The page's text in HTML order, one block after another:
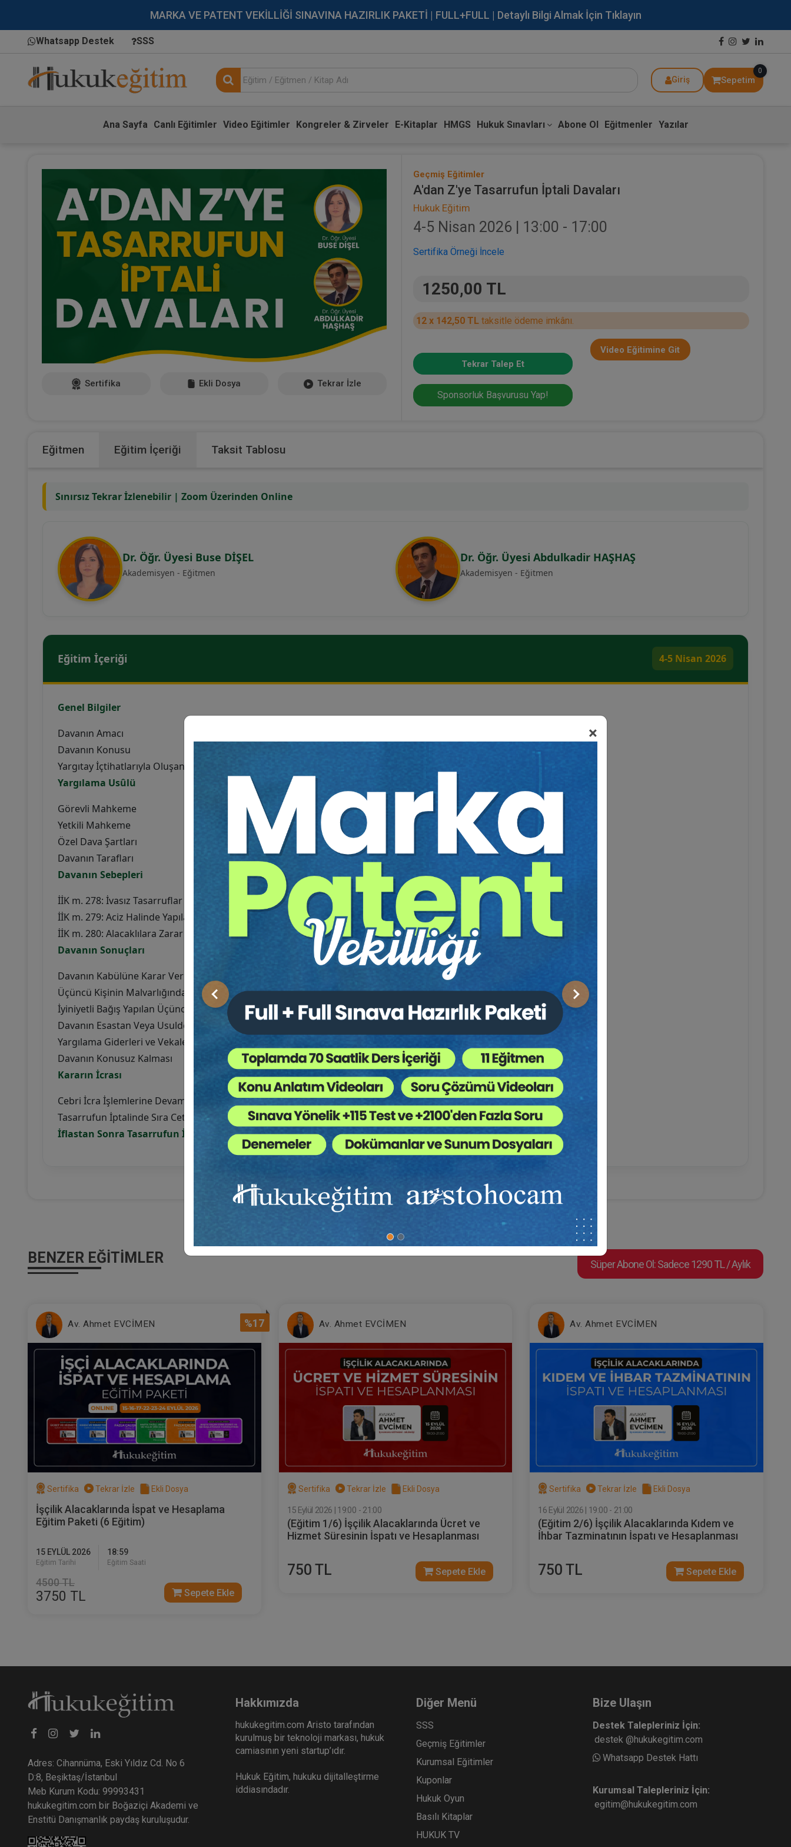
MARKA VE PATENT VEKİLLİĞİ SINAVINA HAZIRLIK PAKETİ | FULL+FULL | Detaylı Bilgi Almak İçin Tıklayın
Whatsapp Destek SSS
Giriş Sepetim
0
Ana Sayfa Canlı Eğitimler Video Eğitimler Kongreler & Zirveler E-Kitaplar HMGS Hukuk Sınavları Abone Ol Eğitmenler Yazılar
×
Önceki Sonraki
Sertifika Ekli Dosya Tekrar İzle
Geçmiş Eğitimler
A'dan Z'ye Tasarrufun İptali Davaları
Hukuk Eğitim
4-5 Nisan 2026 | 13:00 - 17:00
Sertifika Örneği İncele
1250,00 TL
12 x 142,50 TL taksitle ödeme imkânı.
Tekrar Talep Et
Video Eğitimine Git
Sponsorluk Başvurusu Yap!
Eğitmen Eğitim İçeriği Taksit Tablosu
Sınırsız Tekrar İzlenebilir | Zoom Üzerinden Online
Dr. Öğr. Üyesi Buse DİŞEL
Akademisyen - Eğitmen
Dr. Öğr. Üyesi Abdulkadir HAŞHAŞ
Akademisyen - Eğitmen
Eğitim İçeriği 4-5 Nisan 2026
Genel Bilgiler
Davanın Amacı
Davanın Konusu
Yargıtay İçtihatlarıyla Oluşan Bir Dava: “Muvazaa Hukuksal Nedenine Dayalı İ̇ptal Davası”
Yargılama Usûlü
Görevli Mahkeme
Yetkili Mahkeme
Özel Dava Şartları
Davanın Tarafları
Davanın Sebepleri
İİK m. 278: İvasız Tasarruflar
İİK m. 279: Aciz Halinde Yapılan Tasarruflar
İİK m. 280: Alacaklılara Zarar Verme Kastı ile Yapılan Tasarruflar Bakımından İptal Sebepleri
Davanın Sonuçları
Davanın Kabülüne Karar Verilmesi
Üçüncü Kişinin Malvarlığındaki Eksilmeyi Talep Edebilmesi
İyiniyetli Bağış Yapılan Üçüncü Kişinin Sorumluluğu
Davanın Esastan Veya Usulden Reddi
Yargılama Giderleri ve Vekalet Ücreti
Davanın Konusuz Kalması
Kararın İcrası
Cebri İcra İşlemlerine Devam Edilmesi
Tasarrufun İptalinde Sıra Cetveli
İflastan Sonra Tasarrufun İptali Davası
BENZER EĞITIMLER Süper Abone Ol: Sadece 1290 TL / Aylık
%17
Av. Ahmet EVCİMEN
Sertifika Tekrar İzle Ekli Dosya
İşçilik Alacaklarında İspat ve Hesaplama
Eğitim Paketi (6 Eğitim)
15 EYLÜL 2026
Eğitim Tarihi
18:59
Eğitim Saati
4500 TL
3750 TL Sepete Ekle
Av. Ahmet EVCİMEN
Sertifika Tekrar İzle Ekli Dosya
15 Eylül 2026 | 19:00 - 21:00
(Eğitim 1/6) İşçilik Alacaklarında Ücret ve
Hizmet Süresinin İspatı ve Hesaplanması
750 TL Sepete Ekle
Av. Ahmet EVCİMEN
Sertifika Tekrar İzle Ekli Dosya
16 Eylül 2026 | 19:00 - 21:00
(Eğitim 2/6) İşçilik Alacaklarında Kıdem ve
İhbar Tazminatının İspatı ve Hesaplanması
750 TL Sepete Ekle
Adres: Cihannüma, Eski Yıldız Cd. No 6
D:8, Beşiktaş/İstanbul
Meb Kurum Kodu: 99993431
hukukegitim.com bir Boğaziçi Akademi ve
Enstitü Danışmanlık paydaş kuruluşudur.
Hakkımızda
hukukegitim.com Aristo tarafından
kurulmuş bir teknoloji markası, hukuk
camiasının yeni startup’ıdır.
Hukuk Eğitim, hukuku dijitalleştirme
iddiasındadır.
Diğer Menü
SSS
Geçmiş Eğitimler
Kurumsal Eğitimler
Kuponlar
Hukuk Oyun
Basılı Kitaplar
HUKUK TV
Bize Ulaşın
Destek Talepleriniz İçin:
destek @hukukegitim.com
Whatsapp Destek Hattı
Kurumsal Talepleriniz İçin:
egitim@hukukegitim.com